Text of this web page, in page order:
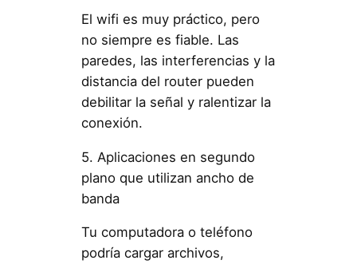
El wifi es muy práctico, pero
no siempre es fiable. Las
paredes, las interferencias y la
distancia del router pueden
debilitar la señal y ralentizar la
conexión.
5. Aplicaciones en segundo
plano que utilizan ancho de
banda
Tu computadora o teléfono
podría cargar archivos,